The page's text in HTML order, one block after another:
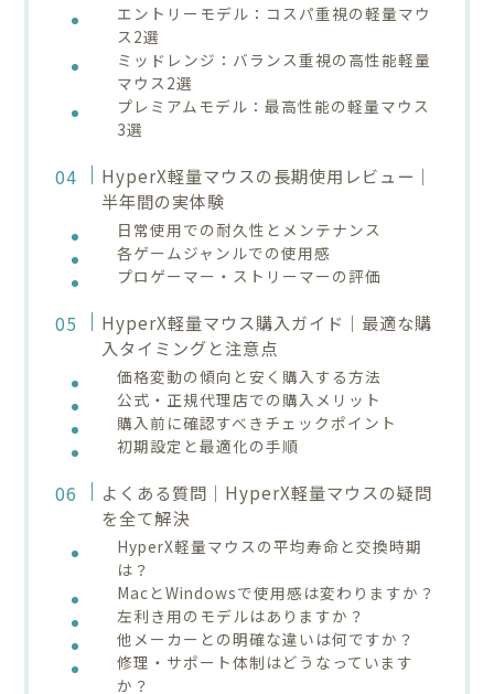
エントリーモデル：コスパ重視の軽量マウ
ス2選
ミッドレンジ：バランス重視の高性能軽量
マウス2選
プレミアムモデル：最高性能の軽量マウス
3選
HyperX軽量マウスの長期使用レビュー｜
半年間の実体験
日常使用での耐久性とメンテナンス
各ゲームジャンルでの使用感
プロゲーマー・ストリーマーの評価
HyperX軽量マウス購入ガイド｜最適な購
入タイミングと注意点
価格変動の傾向と安く購入する方法
公式・正規代理店での購入メリット
購入前に確認すべきチェックポイント
初期設定と最適化の手順
よくある質問｜HyperX軽量マウスの疑問
を全て解決
HyperX軽量マウスの平均寿命と交換時期
は？
MacとWindowsで使用感は変わりますか？
左利き用のモデルはありますか？
他メーカーとの明確な違いは何ですか？
修理・サポート体制はどうなっています
か？